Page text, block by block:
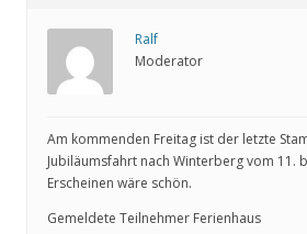
Ralf
Moderator
Am kommenden Freitag ist der letzte
Jubiläumsfahrt nach Winterberg vom 11.
Erscheinen wäre schön.
Gemeldete Teilnehmer Ferienhaus